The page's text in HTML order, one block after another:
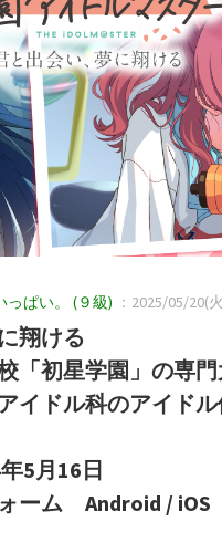
ぱい。 (９級) ：2025/05/20(
翔ける
「初星学園」の専
イドル科のアイド
5月16日
ーム Android / iOS